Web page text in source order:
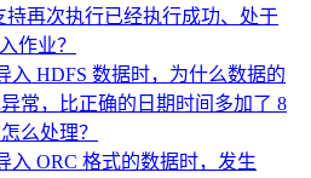
持再次执行已经执行成功、处于
作业？
入 HDFS 数据时，为什么数据的
常，比正确的日期时间多加了 8
么处理？
入 ORC 格式的数据时，发生